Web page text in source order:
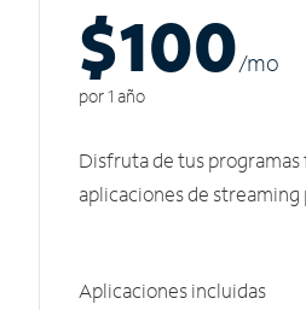
$100/mo
por 1 año
Disfruta de tus
aplicaciones de
Aplicaciones incluidas